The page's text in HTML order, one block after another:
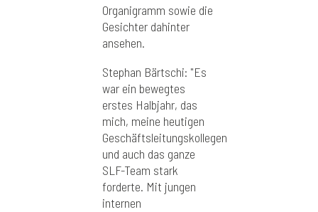
Organigramm sowie die
Gesichter dahinter
ansehen.
Stephan Bärtschi: "Es
war ein bewegtes
erstes Halbjahr, das
mich, meine heutigen
Geschäftsleitungskollegen
und auch das ganze
SLF-Team stark
forderte. Mit jungen
internen